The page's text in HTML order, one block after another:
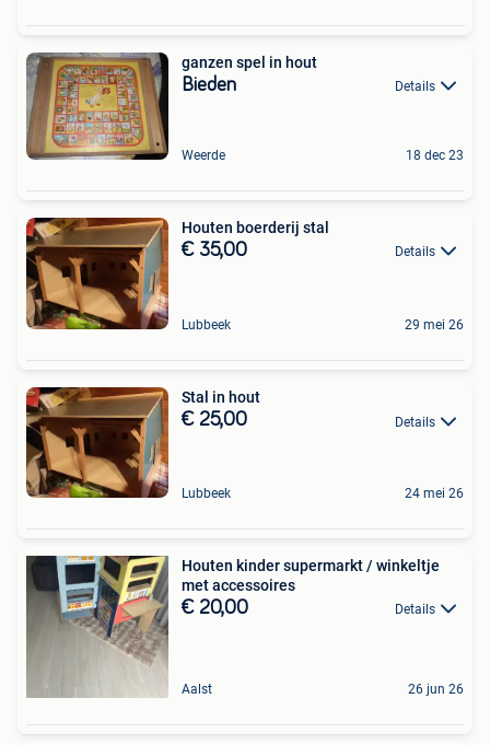
ganzen spel in hout
Bieden Details
Weerde 18 dec 23
Houten boerderij stal
€ 35,00 Details
Lubbeek 29 mei 26
Stal in hout
€ 25,00 Details
Lubbeek 24 mei 26
Houten kinder supermarkt / winkeltje
met accessoires
€ 20,00 Details
Aalst 26 jun 26